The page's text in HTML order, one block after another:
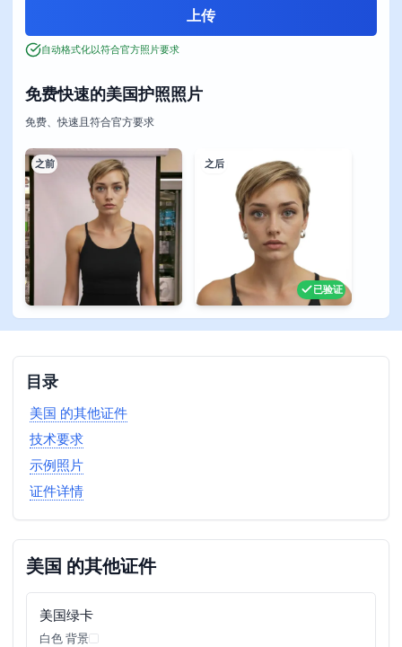
免费快速的美国护照照片
免费、快速且符合官方要求
之前 之后
已验证
自动格式化以符合官方照片要求
目录
美国 的其他证件
技术要求
示例照片
证件详情
美国 的其他证件
美国绿卡
白色 背景